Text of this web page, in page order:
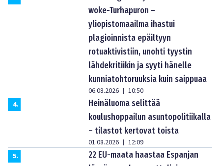
woke-Turhapuron –
yliopistomaailma ihastui
plagioinnista epäiltyyn
rotuaktivistiin, unohti tyystin
lähdekritiikin ja syyti hänelle
kunniatohtoruuksia kuin saippuaa
06.08.2026 | 10:50
4.
Heinäluoma selittää
koulushoppailun asuntopolitiikalla
– tilastot kertovat toista
01.08.2026 | 12:09
5.
22 EU-maata haastaa Espanjan